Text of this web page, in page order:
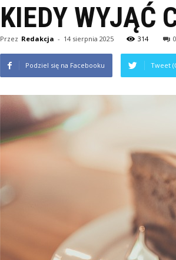
KIEDY WYJĄĆ
Przez Redakcja - 14 sierpnia 2025 314 0
Podziel się na Facebooku Tweet